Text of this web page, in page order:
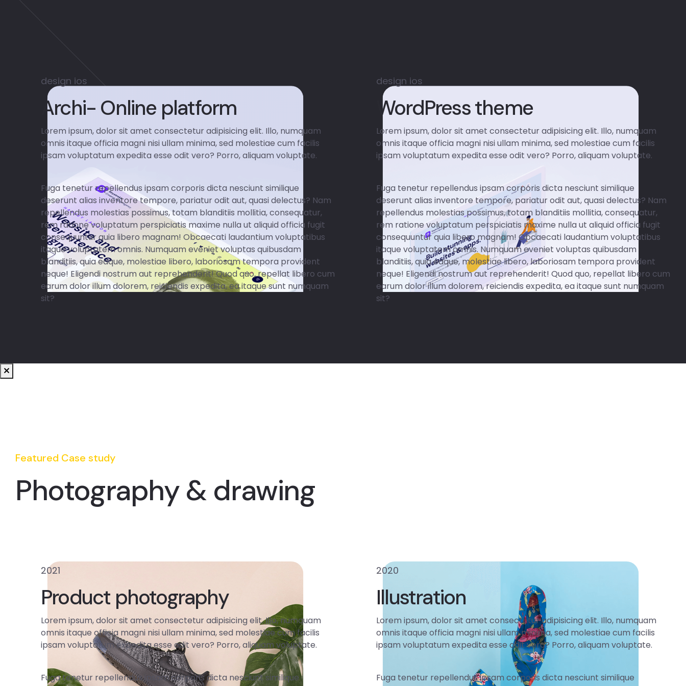
design ios
Archi- Online platform
Lorem ipsum, dolor sit amet consectetur adipisicing elit. Illo, numquam
omnis itaque officia magni nisi ullam minima, sed molestiae cum facilis
ipsam voluptatum expedita esse odit vero? Porro, aliquam voluptate.
Fuga tenetur repellendus ipsam corporis dicta nesciunt similique
deserunt alias inventore tempore, pariatur odit aut, quasi delectus? Nam
repellendus molestias possimus, totam blanditiis mollitia, consequatur,
rem ratione voluptatum perspiciatis maxime nulla ut aliquid officia fugit
consequuntur quia libero magnam! Obcaecati laudantium voluptatibus
itaque voluptatem omnis. Numquam eveniet voluptas quibusdam
blanditiis, quia eaque, molestiae libero, laboriosam tempora provident
neque! Eligendi nostrum aut reprehenderit! Quod quo, repellat libero cum
earum dolor illum dolorem, reiciendis expedita, ea itaque sunt numquam
sit?
design ios
WordPress theme
Lorem ipsum, dolor sit amet consectetur adipisicing elit. Illo, numquam
omnis itaque officia magni nisi ullam minima, sed molestiae cum facilis
ipsam voluptatum expedita esse odit vero? Porro, aliquam voluptate.
Fuga tenetur repellendus ipsam corporis dicta nesciunt similique
deserunt alias inventore tempore, pariatur odit aut, quasi delectus? Nam
repellendus molestias possimus, totam blanditiis mollitia, consequatur,
rem ratione voluptatum perspiciatis maxime nulla ut aliquid officia fugit
consequuntur quia libero magnam! Obcaecati laudantium voluptatibus
itaque voluptatem omnis. Numquam eveniet voluptas quibusdam
blanditiis, quia eaque, molestiae libero, laboriosam tempora provident
neque! Eligendi nostrum aut reprehenderit! Quod quo, repellat libero cum
earum dolor illum dolorem, reiciendis expedita, ea itaque sunt numquam
sit?
Featured Case study
Photography & drawing
2021
Product photography
Lorem ipsum, dolor sit amet consectetur adipisicing elit. Illo, numquam
omnis itaque officia magni nisi ullam minima, sed molestiae cum facilis
ipsam voluptatum expedita esse odit vero? Porro, aliquam voluptate.
Fuga tenetur repellendus ipsam corporis dicta nesciunt similique
2020
Illustration
Lorem ipsum, dolor sit amet consectetur adipisicing elit. Illo, numquam
omnis itaque officia magni nisi ullam minima, sed molestiae cum facilis
ipsam voluptatum expedita esse odit vero? Porro, aliquam voluptate.
Fuga tenetur repellendus ipsam corporis dicta nesciunt similique